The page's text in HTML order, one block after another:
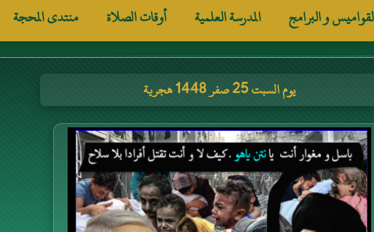
و البرامج المدرسة العلمية أوقات الصلاة منتدى المحجة
يوم السبت 25 صفر 1448 هجرية